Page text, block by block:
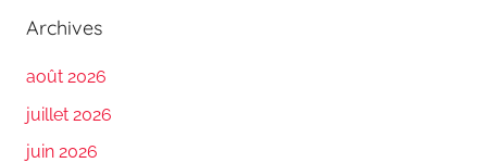
Archives
août 2026
juillet 2026
juin 2026